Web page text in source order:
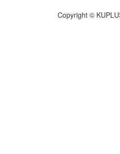
Copyright ©